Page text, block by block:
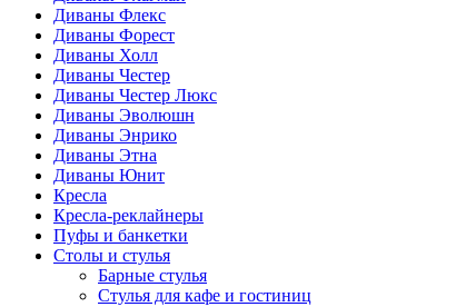
Диваны Флекс
Диваны Форест
Диваны Холл
Диваны Честер
Диваны Честер Люкс
Диваны Эволюшн
Диваны Энрико
Диваны Этна
Диваны Юнит
Кресла
Кресла-реклайнеры
Пуфы и банкетки
Столы и стулья
Барные стулья
Стулья для кафе и гостиниц